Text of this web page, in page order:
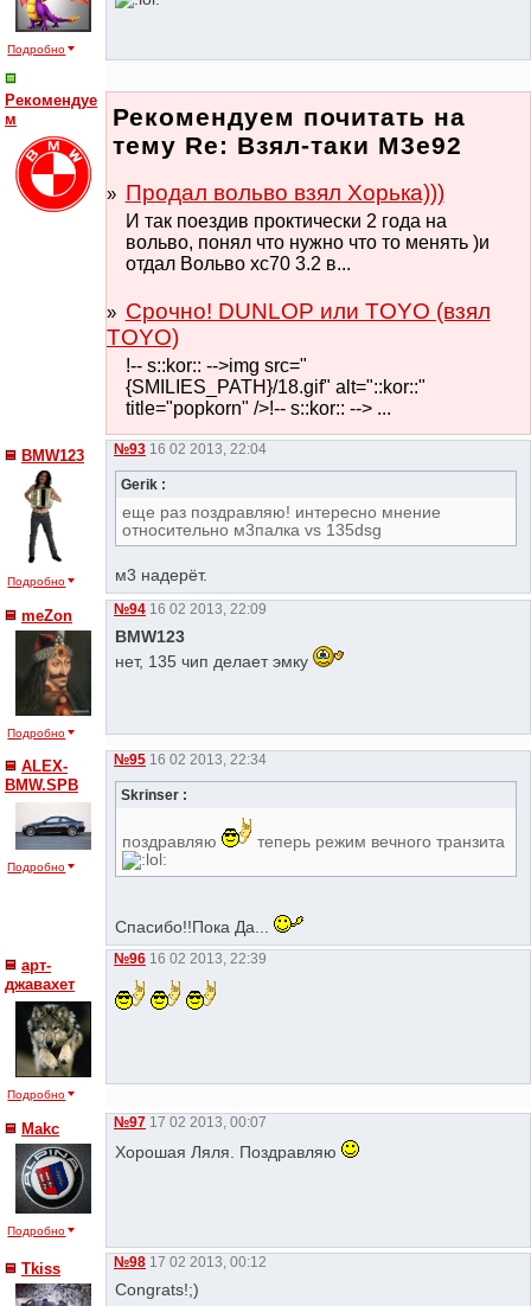
Подробно
Рекомендуе
м
Рекомендуем почитать на
тему Re: Взял-таки М3е92
Продал вольво взял Хорька)))
И так поездив проктически 2 года на
вольво, понял что нужно что то менять )и
отдал Вольво xc70 3.2 в...
Срочно! DUNLOP или TOYO (взял
TOYO)
!-- s::kor:: -->img src="
{SMILIES_PATH}/18.gif" alt="::kor::"
title="popkorn" />!-- s::kor:: --> ...
BMW123
Подробно
№93 16 02 2013, 22:04
Gerik :
еще раз поздравляю! интересно мнение
относительно м3палка vs 135dsg
м3 надерёт.
meZon
Подробно
№94 16 02 2013, 22:09
BMW123
нет, 135 чип делает эмку
ALEX-
BMW.SPB
Подробно
№95 16 02 2013, 22:34
Skrinser :
поздравляю теперь режим вечного транзита
Спасибо!!Пока Да...
арт-
джавахет
Подробно
№96 16 02 2013, 22:39
Makc
Подробно
№97 17 02 2013, 00:07
Хорошая Ляля. Поздравляю
Tkiss №98 17 02 2013, 00:12
Congrats!;)